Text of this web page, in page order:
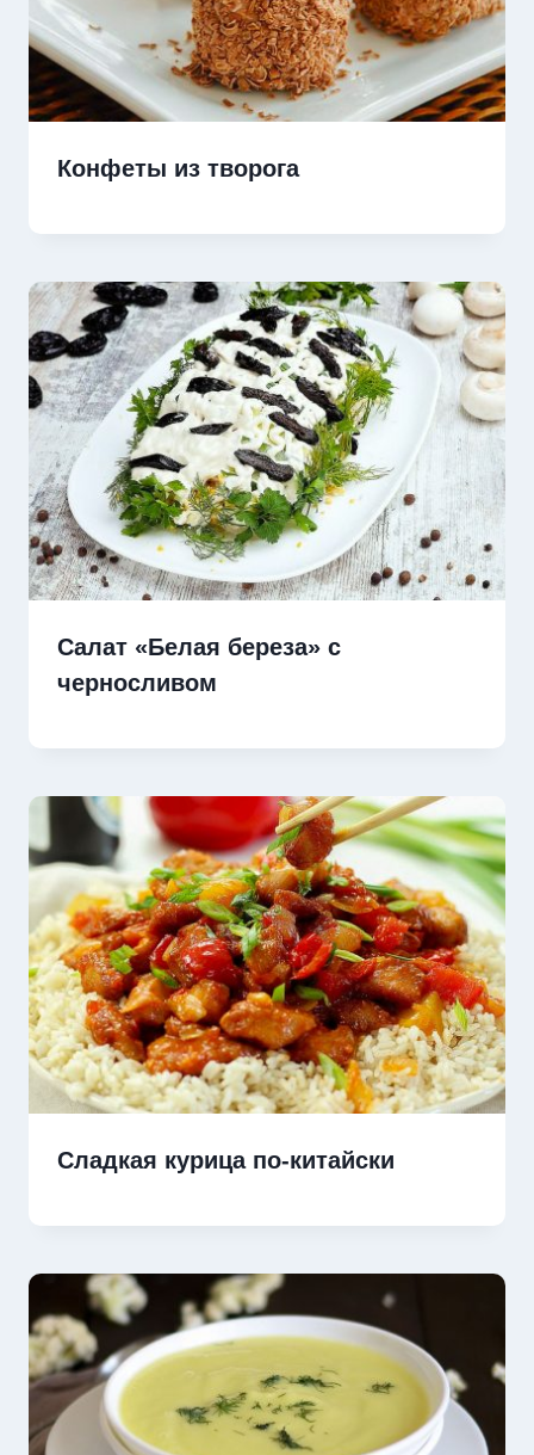
Конфеты из творога
Салат «Белая береза» с
черносливом
Сладкая курица по-китайски